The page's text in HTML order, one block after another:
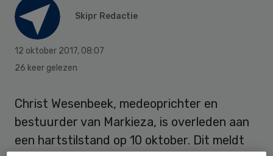
Skipr Redactie
12 oktober 2017, 08:07
26 keer gelezen
Christ Wesenbeek, medeoprichter en
bestuurder van Markieza, is overleden aan
een hartstilstand op 10 oktober. Dit meldt